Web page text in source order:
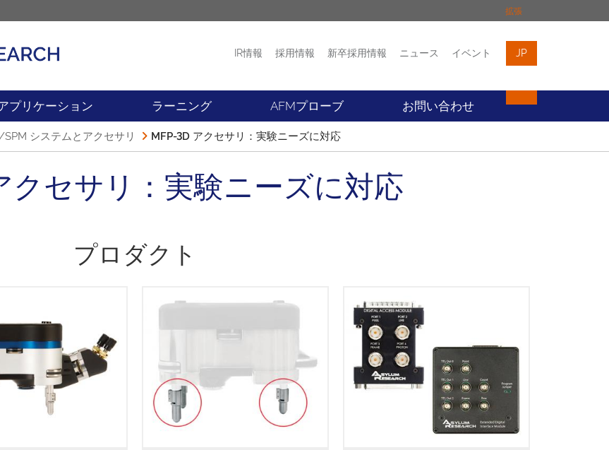
拡張
プロダクト イベント お問い合わせ
IR情報 採用情報 新卒採用情報 ニュース イベント JP
プリケーション ラーニング AFMプローブ お問い合わせ
システムとアクセサリ MFP-3D アクセサリ：実験ニーズに対応
クセサリ：実験ニーズに対応
プロダクト
Z軸拡張ヘッドは、高さの
ルのイメージングやロン
フォース測定に対して、
μmのレンジを提供し、
グ性能の劣化を最小限に
原子分解能も達成できま
す）。
MFP-3D用レグエクステンダーは、
までの厚みのあるサンプルのイメー
ジングを可能にします（それ以上に
厚いサンプルについてはお問い合わ
せください）。
デジタルアクセスモジュールは、フ
ォトンカウントやAFM/SPMスキャ
ンとの同期などの用途に応じて、コ
ントローラにデジタルI/Oを提供し
ます。拡張デジタルインターフェイ
スモジュールは、プログラム可能な
TTL出力も提供します。